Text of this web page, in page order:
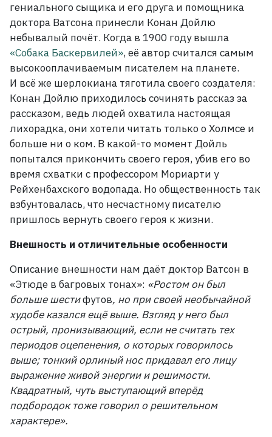
гениального сыщика и его друга и помощника
доктора Ватсона принесли Конан Дойлю
небывалый почёт. Когда в 1900 году вышла
«Собака Баскервилей», её автор считался самым
высокооплачиваемым писателем на планете.
И всё же шерлокиана тяготила своего создателя:
Конан Дойлю приходилось сочинять рассказ за
рассказом, ведь людей охватила настоящая
лихорадка, они хотели читать только о Холмсе и
больше ни о ком. В какой-то момент Дойль
попытался прикончить своего героя, убив его во
время схватки с профессором Мориарти у
Рейхенбахского водопада. Но общественность так
взбунтовалась, что несчастному писателю
пришлось вернуть своего героя к жизни.
Внешность и отличительные особенности
Описание внешности нам даёт доктор Ватсон в
«Этюде в багровых тонах»: «Ростом он был
больше шестифутов, но при своей необычайной
худобе казался ещё выше. Взгляд у него был
острый, пронизывающий, если не считать тех
периодов оцепенения, о которых говорилось
выше; тонкий орлиный нос придавал его лицу
выражение живой энергии и решимости.
Квадратный, чуть выступающий вперёд
подбородок тоже говорил о решительном
характере».